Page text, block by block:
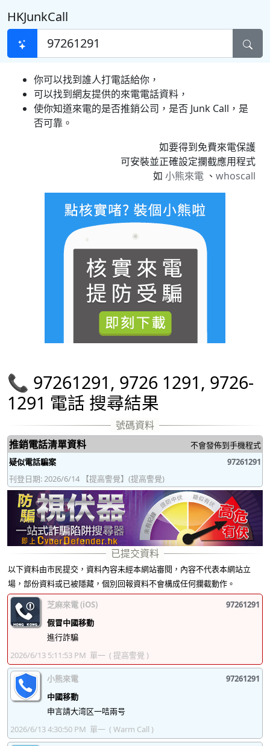
HKJunkCall
你可以找到誰人打電話給你，
可以找到網友提供的來電電話資料，
使你知道來電的是否推銷公司，是否 Junk Call，是
否可靠。
如要得到免費來電保護
可安裝並正確設定攔截應用程式
如 小熊來電 、 whoscall
📞 97261291, 9726 1291, 9726-
1291 電話 搜尋結果
推銷電話清單資料
不會發佈到手機程式
疑似電話騙案
97261291
刊登日期: 2026/6/14 【提高警覺】(提高警覺)
以下資料由市民提交，資料內容未經本網站審閱，內容不代表本網站立
場，部份資料或已被隱藏，個別回報資料不會構成任何攔截動作。
芝麻來電 (iOS)
97261291
假冒中國移動
進行詐騙
2026/6/13 5:11:53 PM 單一 ( 提高警覺 )
小熊來電
97261291
中國移動
申言請大湾区一咭兩号
2026/6/13 4:30:50 PM 單一 ( Warm Call )